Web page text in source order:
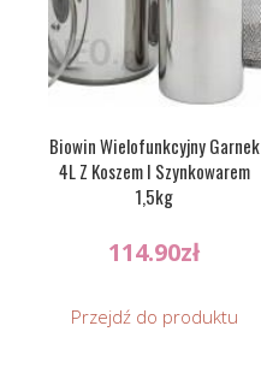
Biowin Wielofunkcyjny Garnek
4L Z Koszem I Szynkowarem
1,5kg
114.90zł
Przejdź do produktu